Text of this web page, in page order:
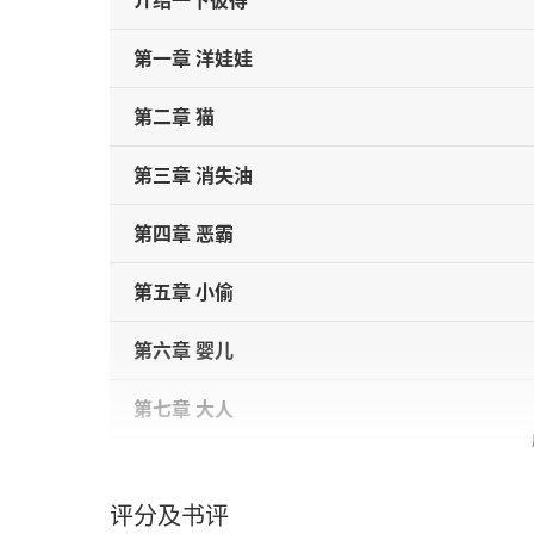
第一章 洋娃娃
第二章 猫
第三章 消失油
第四章 恶霸
第五章 小偷
第六章 婴儿
第七章 大人
评分及书评